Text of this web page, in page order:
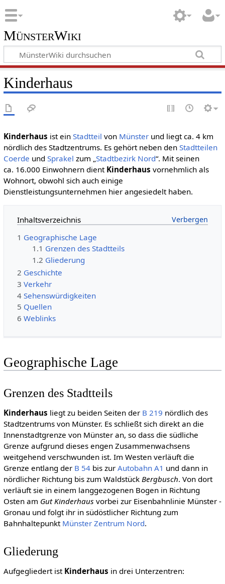
MünsterWiki
Kinderhaus
Kinderhaus ist ein Stadtteil von Münsterund liegt ca. 4 km
nördlich des Stadtzentrums. Es gehört neben den Stadtteilen
Coerde und Sprakel zum „Stadtbezirk Nord“. Mit seinen
ca. 16.000 Einwohnern dient Kinderhaus vornehmlich als
Wohnort, obwohl sich auch einige
Dienstleistungsunternehmen hier angesiedelt haben.
Inhaltsverzeichnis
1 Geographische Lage
1.1 Grenzen des Stadtteils
1.2 Gliederung
2 Geschichte
3 Verkehr
4 Sehenswürdigkeiten
5 Quellen
6 Weblinks
Geographische Lage
Grenzen des Stadtteils
Kinderhaus liegt zu beiden Seiten der B 219 nördlich des
Stadtzentrums von Münster. Es schließt sich direkt an die
Innenstadtgrenze von Münster an, so dass die südliche
Grenze aufgrund dieses engen Zusammenwachsens
weitgehend verschwunden ist. Im Westen verläuft die
Grenze entlang der B 54bis zur Autobahn A1 und dann in
nördlicher Richtung bis zum Waldstück Bergbusch. Von dort
verläuft sie in einem langgezogenen Bogen in Richtung
Osten am Gut Kinderhaus vorbei zur Eisenbahnlinie Münster -
Gronau und folgt ihr in südöstlicher Richtung zum
Bahnhaltepunkt Münster Zentrum Nord.
Gliederung
Aufgegliedert ist Kinderhaus in drei Unterzentren: